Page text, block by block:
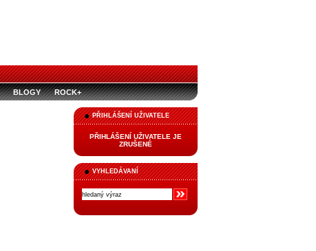
BLOGY ROCK+
PŘIHLÁŠENÍ UŽIVATELE
PŘIHLÁŠENÍ UŽIVATELE JE
ZRUŠENÉ
VYHLEDÁVANÍ